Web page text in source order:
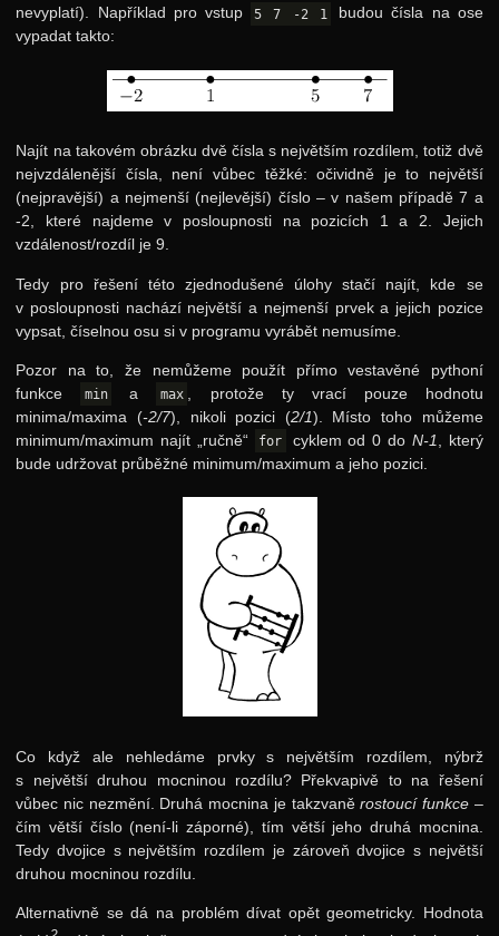
nevyplatí). Například pro vstup
5 7 -2 1
budou čísla na ose
vypadat takto:
Najít na takovém obrázku dvě čísla s největším rozdílem, totiž dvě
nejvzdálenější čísla, není vůbec těžké: očividně je to největší
(nejpravější) a nejmenší (nejlevější) číslo – v našem případě 7 a
-2, které najdeme v posloupnosti na pozicích 1 a 2. Jejich
vzdálenost/rozdíl je 9.
Tedy pro řešení této zjednodušené úlohy stačí najít, kde se
v posloupnosti nachází největší a nejmenší prvek a jejich pozice
vypsat, číselnou osu si v programu vyrábět nemusíme.
Pozor na to, že nemůžeme použít přímo vestavěné pythoní
funkce
min a max
, protože ty vrací pouze hodnotu
minima/maxima (-2/7), nikoli pozici (2/1). Místo toho můžeme
minimum/maximum najít „ručně“
for cyklem od 0 do N-1
, který
bude udržovat průběžné minimum/maximum a jeho pozici.
Co když ale nehledáme prvky s největším rozdílem, nýbrž
s největší druhou mocninou rozdílu? Překvapivě to na řešení
vůbec nic nezmění. Druhá mocnina je takzvaněrostoucí funkce–
čím větší číslo (není-li záporné), tím větší jeho druhá mocnina.
Tedy dvojice s největším rozdílem je zároveň dvojice s největší
druhou mocninou rozdílu.
Alternativně se dá na problém dívat opět geometricky. Hodnota